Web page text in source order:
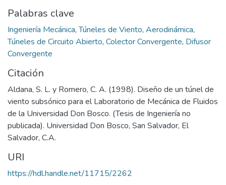
Palabras clave
Ingeniería Mecánica,Túneles de Viento, Aerodinámica,
Túneles de Circuito Abierto, Colector Convergente, Difusor
Convergente
Citación
Aldana, S. L. y Romero, C. A. (1998). Diseño de un túnel de
viento subsónico para el Laboratorio de Mecánica de Fluidos
de la Universidad Don Bosco. (Tesis de Ingeniería no
publicada). Universidad Don Bosco, San Salvador, El
Salvador, C.A.
URI
https://hdl.handle.net/11715/2262